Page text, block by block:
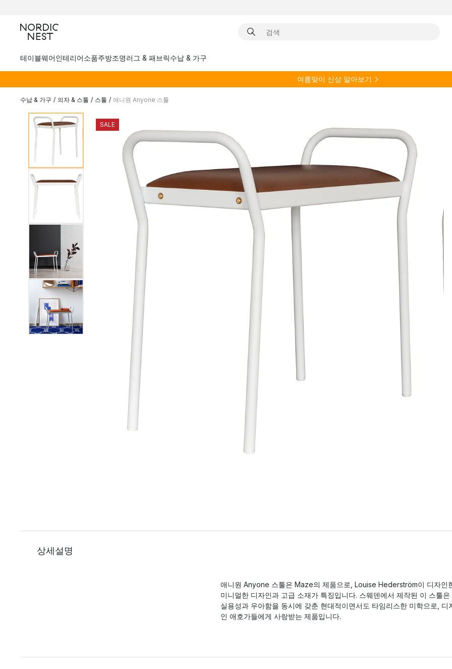
테이블웨어인테리어소품주방조명러그 & 패브릭수납 & 가구
여름맞이 신상 알아보기
수납 & 가구 / 의자 & 스툴 / 스툴 / 애니원 Anyone 스툴
SALE
상세설명
애니원 Anyone 스툴은 Maze의 제품으로, Louise Hederström이 디자인
미니멀한 디자인과 고급 소재가 특징입니다. 스웨덴에서 제작된 이 스툴은
실용성과 우아함을 동시에 갖춘 현대적이면서도 타임리스한 미학으로, 디
인 애호가들에게 사랑받는 제품입니다.